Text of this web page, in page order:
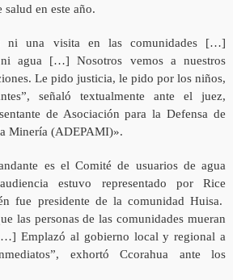
en este año.
ni una visita en las comunidades […]
agua […] Nosotros vemos a nuestros
Le pido justicia, le pido por los niños,
señaló textualmente ante el juez,
de Asociación para la Defensa de
Minería (ADEPAMI)».
es el Comité de usuarios de agua
estuvo representado por Rice
fue presidente de la comunidad Huisa.
las personas de las comunidades mueran
Emplazó al gobierno local y regional a
exhortó Ccorahua ante los